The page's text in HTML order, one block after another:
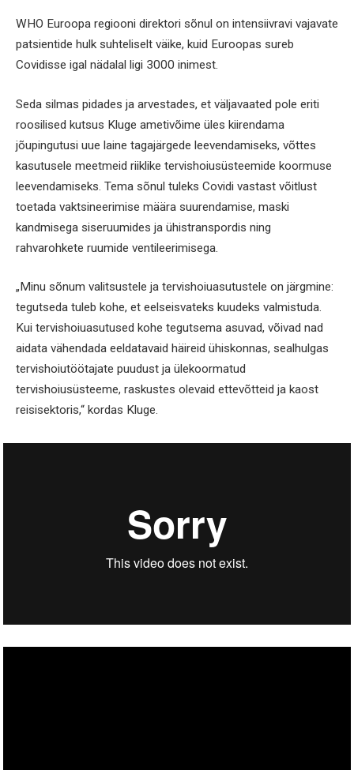
WHO Euroopa regiooni direktori sõnul on intensiivravi vajavate
patsientide hulk suhteliselt väike, kuid Euroopas sureb
Covidisse igal nädalal ligi 3000 inimest.
Seda silmas pidades ja arvestades, et väljavaated pole eriti
roosilised kutsus Kluge ametivõime üles kiirendama
jõupingutusi uue laine tagajärgede leevendamiseks, võttes
kasutusele meetmeid riiklike tervishoiusüsteemide koormuse
leevendamiseks. Tema sõnul tuleks Covidi vastast võitlust
toetada vaktsineerimise määra suurendamise, maski
kandmisega siseruumides ja ühistranspordis ning
rahvarohkete ruumide ventileerimisega.
„Minu sõnum valitsustele ja tervishoiuasutustele on järgmine:
tegutseda tuleb kohe, et eelseisvateks kuudeks valmistuda.
Kui tervishoiuasutused kohe tegutsema asuvad, võivad nad
aidata vähendada eeldatavaid häireid ühiskonnas, sealhulgas
tervishoiutöötajate puudust ja ülekoormatud
tervishoiusüsteeme, raskustes olevaid ettevõtteid ja kaost
reisisektoris,“ kordas Kluge.